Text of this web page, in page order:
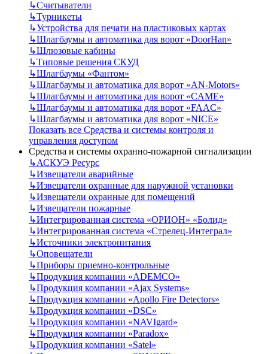
↳Считыватели
↳Турникеты
↳Устройства для печати на пластиковых картах
↳Шлагбаумы и автоматика для ворот «DoorHan»
↳Шлюзовые кабины
↳Типовые решения СКУД
↳Шлагбаумы «Фантом»
↳Шлагбаумы и автоматика для ворот «AN-Motors»
↳Шлагбаумы и автоматика для ворот «CAME»
↳Шлагбаумы и автоматика для ворот «FAAC»
↳Шлагбаумы и автоматика для ворот «NICE»
Показать все Средства и системы контроля и
управления доступом
Средства и системы охранно-пожарной сигнализации
↳АСКУЭ Ресурс
↳Извещатели аварийные
↳Извещатели охранные для наружной установки
↳Извещатели охранные для помещений
↳Извещатели пожарные
↳Интегрированная система «ОРИОН» «Болид»
↳Интегрированная система «Стрелец-Интеграл»
↳Источники электропитания
↳Оповещатели
↳Приборы приемно-контрольные
↳Продукция компании «ADEMCO»
↳Продукция компании «Ajax Systems»
↳Продукция компании «Apollo Fire Detectors»
↳Продукция компании «DSC»
↳Продукция компании «NAVIgard»
↳Продукция компании «Paradox»
↳Продукция компании «Satel»